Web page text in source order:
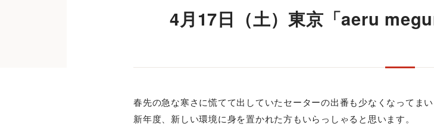
4月17日（土）東京「aeru
春先の急な寒さに慌てて出していたセーターの出番も少なくなってまい
新年度、新しい環境に身を置かれた方もいらっしゃると思います。